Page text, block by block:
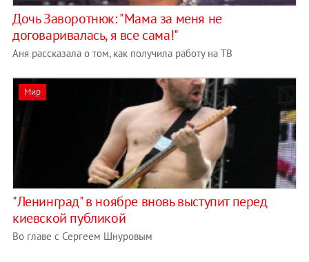
Дочь Заворотнюк: "Мама за меня не
договаривалась, я все сама!"
Аня рассказала о том, как получила работу на ТВ
Мир
"Ленинград" в ноябре вновь выступит перед
киевской публикой
Во главе с Сергеем Шнуровым